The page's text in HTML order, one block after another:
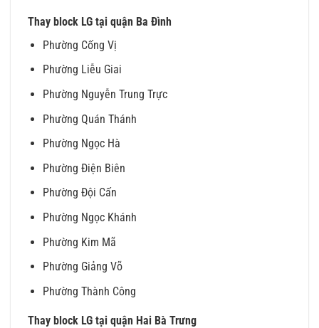
Thay block LG tại quận Ba Đình
Phường Cống Vị
Phường Liễu Giai
Phường Nguyễn Trung Trực
Phường Quán Thánh
Phường Ngọc Hà
Phường Điện Biên
Phường Đội Cấn
Phường Ngọc Khánh
Phường Kim Mã
Phường Giảng Võ
Phường Thành Công
Thay block LG tại quận Hai Bà Trưng